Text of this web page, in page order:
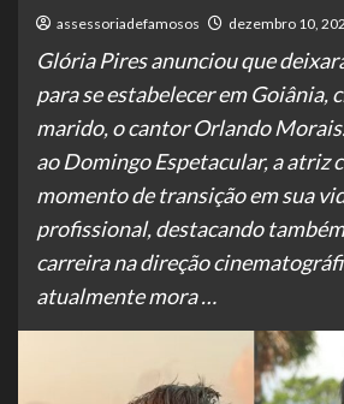
assessoriadefamosos dezembro 10,
Glória Pires anunciou que
para se estabelecer em Goiânia,
marido, o cantor Orlando
ao Domingo Espetacular, a atriz
momento de transição em sua
profissional, destacando
carreira na direção
atualmente mora …